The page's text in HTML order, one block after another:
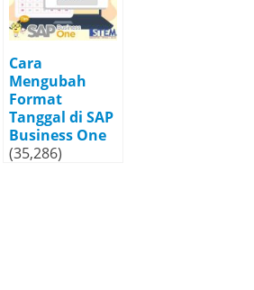
Cara
Mengubah
Format
Tanggal di SAP
Business One
(35,286)